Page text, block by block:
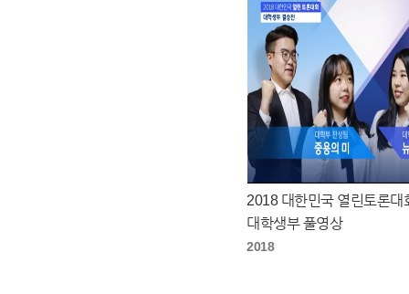
2018 대한민국 열린토론대
대학생부 풀영상
2018